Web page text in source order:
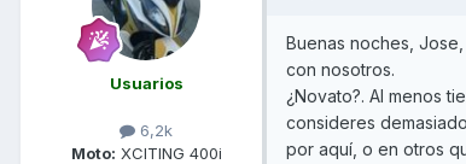
Usuarios
6,2k
Moto: XCITING 400i
Buenas noches,
con nosotros.
¿Novato?. Al menos
consideres
por aquí, o en otros